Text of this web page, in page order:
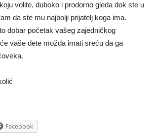
volite, duboko i prodorno gleda dok ste u
da ste mu najbolji prijatelj koga ima.
dobar početak vašeg zajedničkog
vaše dete možda imati sreću da ga
Facebook